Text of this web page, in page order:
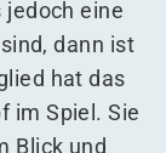
jedoch eine
dann ist
hat das
im Spiel. Sie
Blick und